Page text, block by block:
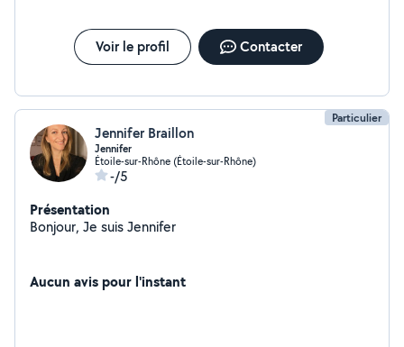
Voir le profil Contacter
Particulier
Jennifer Braillon
Jennifer
Étoile-sur-Rhône (Étoile-sur-Rhône)
-/5
Présentation
Bonjour, Je suis Jennifer
Aucun avis pour l'instant